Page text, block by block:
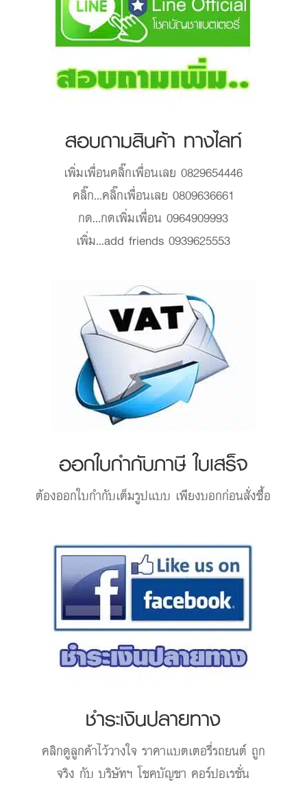
สอบถามสินค้า ทางไลท์
เพิ่มเพื่อนคลิ๊กเพื่อนเลย 0829654446
คลิ๊ก...คลิ๊กเพื่อนเลย 0809636661
กด...กดเพิ่มเพื่อน 0964909993
เพิ่ม...add friends 0939625553
ออกใบกำกับภาษี ใบเสร็จ
ต้องออกใบกำกับเต็มรูปแบบ เพียงบอกก่อนสั่งซื้อ
ชำระเงินปลายทาง
คลิกดูลูกค้าไว้วางใจ ราคาแบตเตอรี่รถยนต์ถูก
จริง กับ บริษัทฯ โชคบัญชา คอร์ปอเรชั่น